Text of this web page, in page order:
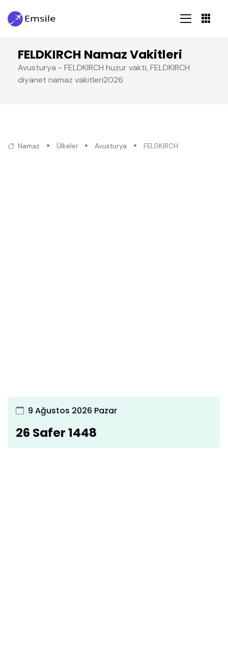
FELDKIRCH Namaz Vakitleri
Avusturya - FELDKIRCH huzur vakti, FELDKIRCH
diyanet namaz vakitleri2026
Namaz Ülkeler Avusturya FELDKIRCH
9 Ağustos 2026 Pazar
26 Safer 1448